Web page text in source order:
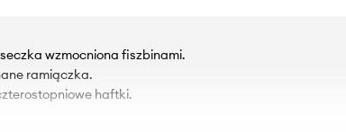
wzmocniona fiszbinami.
ramiączka.
haftki.